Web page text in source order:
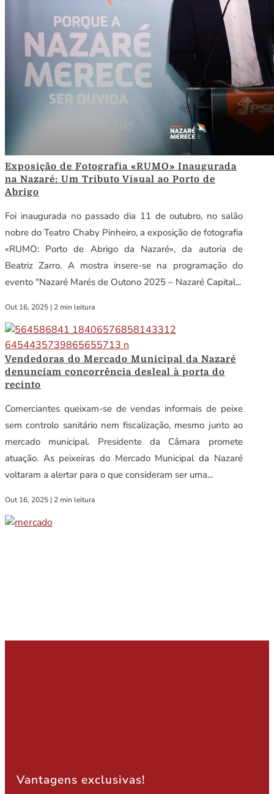
Exposição de Fotografia «RUMO» Inaugurada
na Nazaré: Um Tributo Visual ao Porto de
Abrigo
Foi inaugurada no passado dia 11 de outubro, no salão
nobre do Teatro Chaby Pinheiro, a exposição de fotografia
«RUMO: Porto de Abrigo da Nazaré», da autoria de
Beatriz Zarro. A mostra insere-se na programação do
evento "Nazaré Marés de Outono 2025 – Nazaré Capital...
Out 16, 2025 | 2 min leitura
Vendedoras do Mercado Municipal da Nazaré
denunciam concorrência desleal à porta do
recinto
Comerciantes queixam-se de vendas informais de peixe
sem controlo sanitário nem fiscalização, mesmo junto ao
mercado municipal. Presidente da Câmara promete
atuação. As peixeiras do Mercado Municipal da Nazaré
voltaram a alertar para o que consideram ser uma...
Out 16, 2025 | 2 min leitura
Vantagens exclusivas!